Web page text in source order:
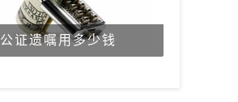
公证遗嘱用多少钱